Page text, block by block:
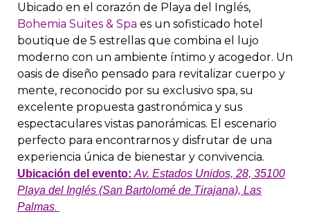
Ubicado en el corazón de Playa del Inglés,
Bohemia Suites & Spa es un sofisticado hotel
boutique de 5 estrellas que combina el lujo
moderno con un ambiente íntimo y acogedor. Un
oasis de diseño pensado para revitalizar cuerpo y
mente, reconocido por su exclusivo spa, su
excelente propuesta gastronómica y sus
espectaculares vistas panorámicas. El escenario
perfecto para encontrarnos y disfrutar de una
experiencia única de bienestar y convivencia.
Ubicación del evento: Av. Estados Unidos, 28, 35100
Playa del Inglés (San Bartolomé de Tirajana), Las
Palmas.